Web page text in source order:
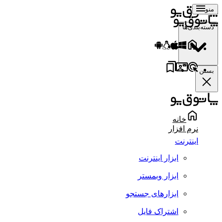
منو
دسته‌بندی‌ها
بستن
خانه
نرم افزار
اینترنت
ابزار اینترنت
ابزار وبمستر
ابزارهای جستجو
اشتراک فایل